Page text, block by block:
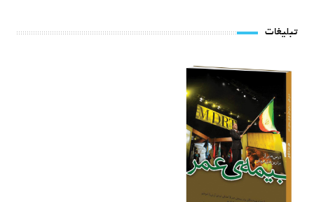
تبلیغات